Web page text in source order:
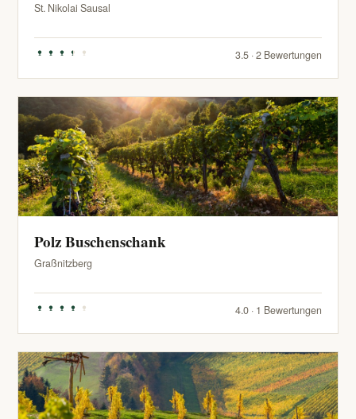
St. Nikolai Sausal
3.5 · 2 Bewertungen
Polz Buschenschank
Graßnitzberg
4.0 · 1 Bewertungen